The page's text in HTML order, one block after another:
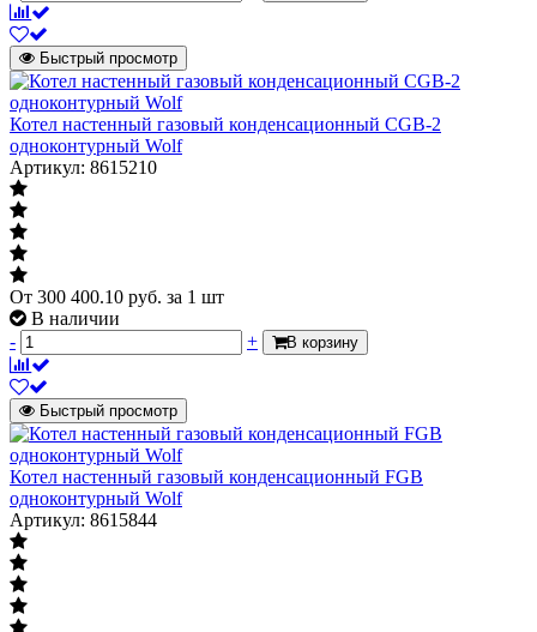
Быстрый просмотр
Котел настенный газовый конденсационный CGB-2
одноконтурный Wolf
Артикул: 8615210
От 300 400.10 руб. за 1 шт
В наличии
-
+ В корзину
Быстрый просмотр
Котел настенный газовый конденсационный FGB
одноконтурный Wolf
Артикул: 8615844